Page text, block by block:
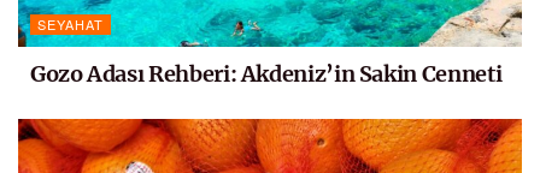
SEYAHAT
Gozo Adası Rehberi: Akdeniz’in Sakin Cenneti